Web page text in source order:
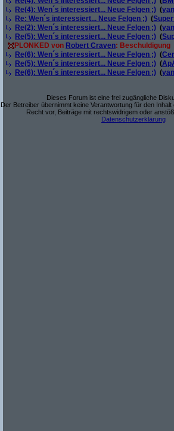
Re(4): Wen´s interessiert... Neue Felgen ;) (
Re: Wen´s interessiert... Neue Felgen ;) (
Re(2): Wen´s interessiert... Neue Felgen ;) (
Re(5): Wen´s interessiert... Neue Felgen ;) (
PLONKED von Robert Craven: Beschuldigung
Re(6): Wen´s interessiert... Neue Felgen ;) (
Re(5): Wen´s interessiert... Neue Felgen ;) (
Re(6): Wen´s interessiert... Neue Felgen ;) (
Dieses Forum ist eine frei zugängliche
Der Betreiber übernimmt keine Verantwortung für den
Recht vor, Beiträge mit rechtswidrigem oder
Datenschutzerklärung